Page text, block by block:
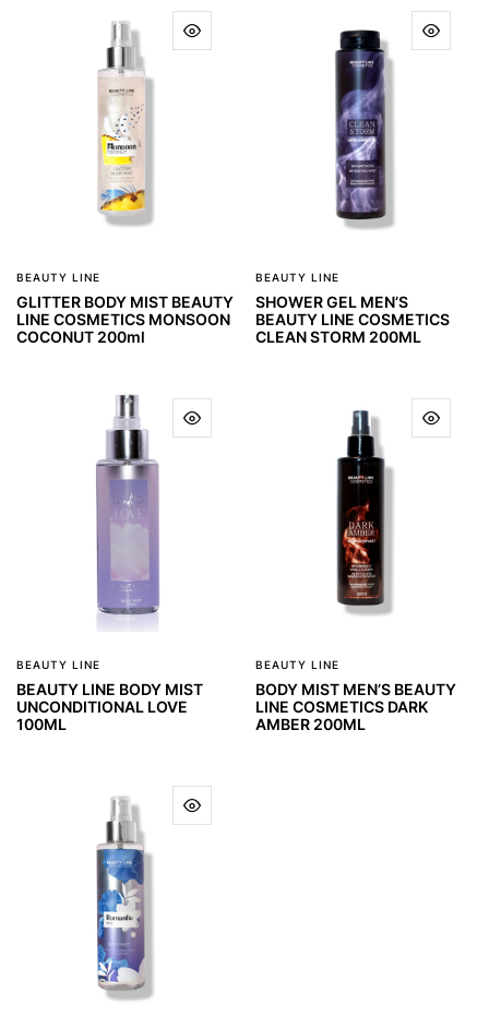
BEAUTY LINE
GLITTER BODY MIST BEAUTY
LINE COSMETICS MONSOON
COCONUT 200ml
BEAUTY LINE
SHOWER GEL MEN’S
BEAUTY LINE COSMETICS
CLEAN STORM 200ML
BEAUTY LINE
BEAUTY LINE BODY MIST
UNCONDITIONAL LOVE
100ML
BEAUTY LINE
BODY MIST MEN’S BEAUTY
LINE COSMETICS DARK
AMBER 200ML